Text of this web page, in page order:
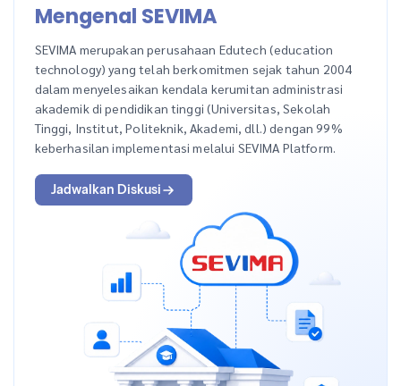
Mengenal SEVIMA
SEVIMA merupakan perusahaan Edutech (education
technology) yang telah berkomitmen sejak tahun 2004
dalam menyelesaikan kendala kerumitan administrasi
akademik di pendidikan tinggi (Universitas, Sekolah
Tinggi, Institut, Politeknik, Akademi, dll.) dengan 99%
keberhasilan implementasi melalui SEVIMA Platform.
Jadwalkan Diskusi